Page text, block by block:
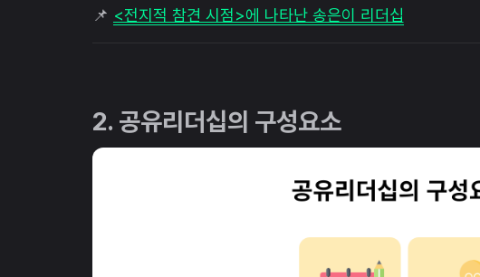
📌 <전지적 참견 시점>에 나타난 송은이 리더십
2. 공유리더십의 구성요소